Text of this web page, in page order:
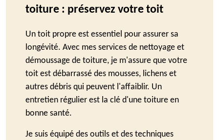
toiture : préservez votre toit
Un toit propre est essentiel pour assurer sa
longévité. Avec mes services de nettoyage et
démoussage de toiture, je m'assure que votre
toit est débarrassé des mousses, lichens et
autres débris qui peuvent l'affaiblir. Un
entretien régulier est la clé d'une toiture en
bonne santé.
Je suis équipé des outils et des techniques